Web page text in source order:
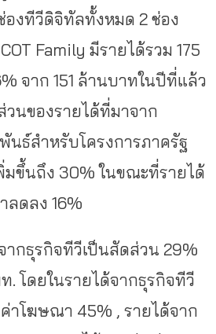
งทีวีดิจิทัลทั้งหมด 2 ช่อง
Family มีรายได้รวม 175
จาก 151 ล้านบาทในปีที่แล้ว
วนของรายได้ที่มาจาก
นธ์สำหรับโครงการภาครัฐ
มขึ้นถึง 30% ในขณะที่รายได้
ดลง 16%
กธุรกิจทีวีเป็นสัดส่วน 29%
. โดยในรายได้จากธุรกิจทีวี
าโฆษณา 45% , รายได้จาก